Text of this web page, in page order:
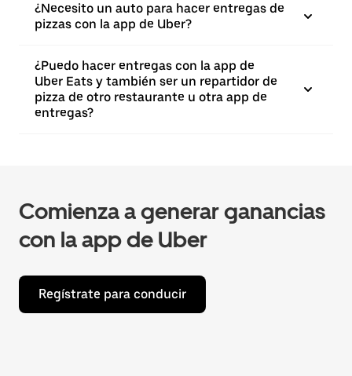
¿Necesito un auto para hacer entregas de
pizzas con la app de Uber?
¿Puedo hacer entregas con la app de
Uber Eats y también ser un repartidor de
pizza de otro restaurante u otra app de
entregas?
Comienza a generar ganancias
con la app de Uber
Regístrate para conducir